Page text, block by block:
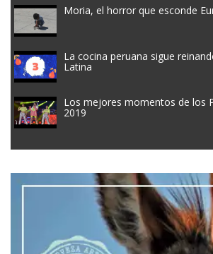
Moria, el horror que esconde
La cocina peruana sigue
Latina
Los mejores momentos de los
2019